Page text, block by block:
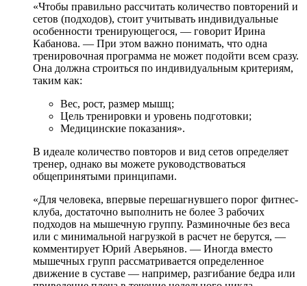
«Чтобы правильно рассчитать количество повторений и
сетов (подходов), стоит учитывать индивидуальные
особенности тренирующегося, — говорит Ирина
Кабанова. — При этом важно понимать, что одна
тренировочная программа не может подойти всем сразу.
Она должна строиться по индивидуальным критериям,
таким как:
Вес, рост, размер мышц;
Цель тренировки и уровень подготовки;
Медицинские показания».
В идеале количество повторов и вид сетов определяет
тренер, однако вы можете руководствоваться
общепринятыми принципами.
«Для человека, впервые перешагнувшего порог фитнес-
клуба, достаточно выполнить не более 3 рабочих
подходов на мышечную группу. Разминочные без веса
или с минимальной нагрузкой в расчет не берутся, —
комментирует Юрий Аверьянов. — Иногда вместо
мышечных групп рассматривается определенное
движение в суставе — например, разгибание бедра или